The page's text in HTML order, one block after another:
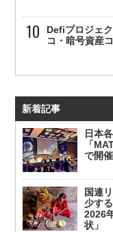
Defiプロジェ
コ・暗号資産コ
新着記事
日本
「
で開
国連
少す
2026
状」